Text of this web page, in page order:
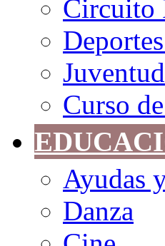
Circuito
Juventud
Curso
Ayudas
Danza